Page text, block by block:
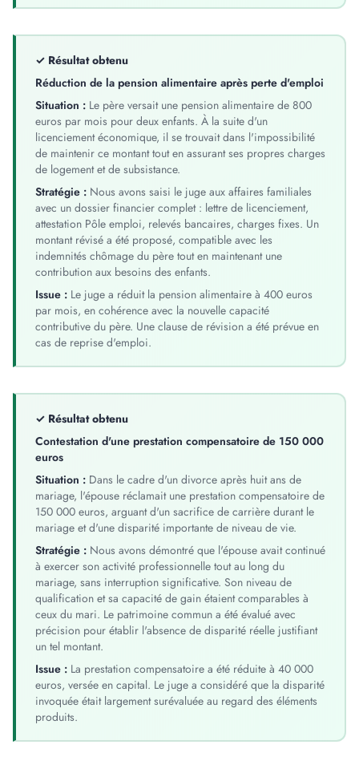
✓ Résultat obtenu
Réduction de la pension alimentaire après perte d'emploi
Situation : Le père versait une pension alimentaire de 800
euros par mois pour deux enfants. À la suite d'un
licenciement économique, il se trouvait dans l'impossibilité
de maintenir ce montant tout en assurant ses propres charges
de logement et de subsistance.
Stratégie : Nous avons saisi le juge aux affaires familiales
avec un dossier financier complet : lettre de licenciement,
attestation Pôle emploi, relevés bancaires, charges fixes. Un
montant révisé a été proposé, compatible avec les
indemnités chômage du père tout en maintenant une
contribution aux besoins des enfants.
Issue : Le juge a réduit la pension alimentaire à 400 euros
par mois, en cohérence avec la nouvelle capacité
contributive du père. Une clause de révision a été prévue en
cas de reprise d'emploi.
✓ Résultat obtenu
Contestation d'une prestation compensatoire de 150 000
euros
Situation : Dans le cadre d'un divorce après huit ans de
mariage, l'épouse réclamait une prestation compensatoire de
150 000 euros, arguant d'un sacrifice de carrière durant le
mariage et d'une disparité importante de niveau de vie.
Stratégie : Nous avons démontré que l'épouse avait continué
à exercer son activité professionnelle tout au long du
mariage, sans interruption significative. Son niveau de
qualification et sa capacité de gain étaient comparables à
ceux du mari. Le patrimoine commun a été évalué avec
précision pour établir l'absence de disparité réelle justifiant
un tel montant.
Issue : La prestation compensatoire a été réduite à 40 000
euros, versée en capital. Le juge a considéré que la disparité
invoquée était largement surévaluée au regard des éléments
produits.